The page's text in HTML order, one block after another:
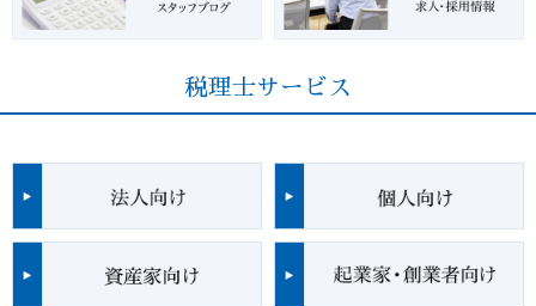
税理士サービス